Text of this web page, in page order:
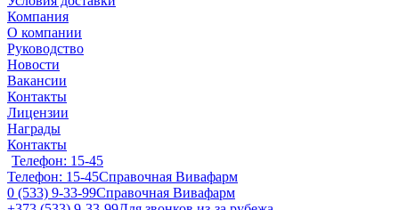
Компания
О компании
Руководство
Новости
Вакансии
Контакты
Лицензии
Награды
Контакты
Телефон: 15-45
Телефон: 15-45Справочная Вивафарм
0 (533) 9-33-99Справочная Вивафарм